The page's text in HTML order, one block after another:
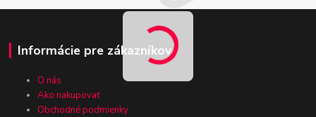
Informácie pre zákazníkov
O nás
Ako nakupovať
Obchodné podmienky